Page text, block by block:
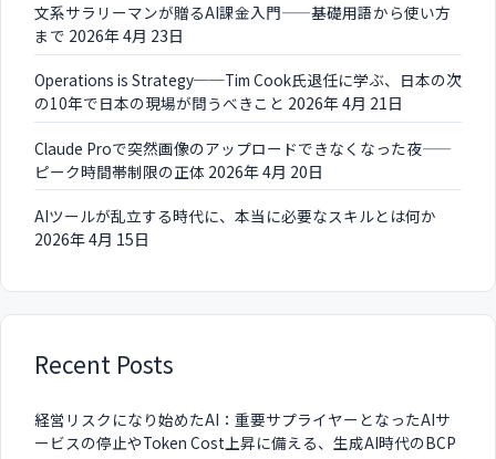
文系サラリーマンが贈るAI課金入門——基礎用語から使い方
まで 2026年 4月 23日
Operations is Strategy──Tim Cook氏退任に学ぶ、日本の次
の10年で日本の現場が問うべきこと 2026年 4月 21日
Claude Proで突然画像のアップロードできなくなった夜——
ピーク時間帯制限の正体 2026年 4月 20日
AIツールが乱立する時代に、本当に必要なスキルとは何か
2026年 4月 15日
Recent Posts
経営リスクになり始めたAI：重要サプライヤーとなったAIサ
ービスの停止やToken Cost上昇に備える、生成AI時代のBCP